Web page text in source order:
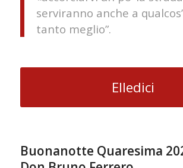
serviranno anche a
tanto meglio”.
Elledici
Buonanotte Quaresima